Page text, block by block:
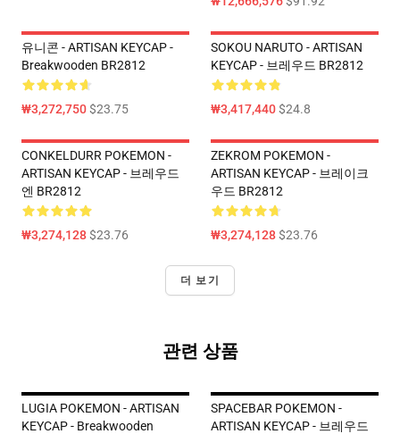
유니콘 - ARTISAN KEYCAP -
Breakwooden BR2812
₩3,272,750$23.75
SOKOU NARUTO - ARTISAN
KEYCAP - 브레우드 BR2812
₩3,417,440$24.8
CONKELDURR POKEMON -
ARTISAN KEYCAP - 브레우드
엔 BR2812
₩3,274,128$23.76
ZEKROM POKEMON -
ARTISAN KEYCAP - 브레이크
우드 BR2812
₩3,274,128$23.76
더 보기
관련 상품
LUGIA POKEMON - ARTISAN
KEYCAP - Breakwooden
SPACEBAR POKEMON -
ARTISAN KEYCAP - 브레우드